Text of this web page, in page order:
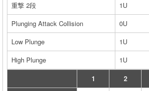
重撃 2段
1U
Plunging Attack Collision
0U
Low Plunge
1U
High Plunge
1U
1
2